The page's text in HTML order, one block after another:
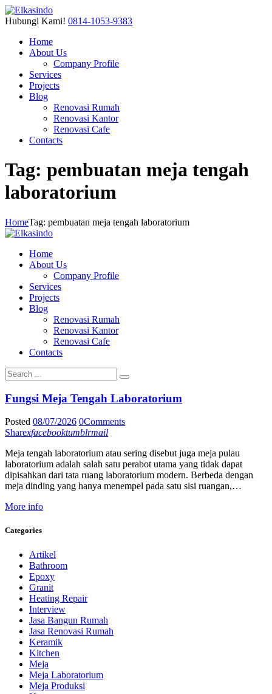
Hubungi Kami! 0814-1053-9383
Home
About Us
Company Profile
Services
Projects
Blog
Renovasi Rumah
Renovasi Kantor
Renovasi Cafe
Contacts
Tag: pembuatan meja tengah
laboratorium
HomeTag: pembuatan meja tengah laboratorium
Home
About Us
Company Profile
Services
Projects
Blog
Renovasi Rumah
Renovasi Kantor
Renovasi Cafe
Contacts
Fungsi Meja Tengah Laboratorium
Posted 08/07/2026 0Comments
Sharexfacebooktumblrmail
Meja tengah laboratorium atau sering disebut juga meja pulau
laboratorium adalah salah satu perabot utama yang tidak dapat
dipisahkan dari tata ruang laboratorium modern. Berbeda dengan
meja dinding yang hanya menempel pada satu sisi ruangan,…
More info
Categories
Artikel
Bathroom
Epoxy
Granit
Heating Repair
Interview
Jasa Bangun Rumah
Jasa Renovasi Rumah
Keramik
Kitchen
Meja
Meja Laboratorium
Meja Produksi